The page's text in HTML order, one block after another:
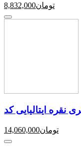
8,832,000تومان
14,060,000تومان